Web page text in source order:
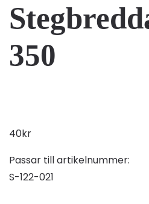
350
40kr
Passar till artikelnummer:
S-122-021